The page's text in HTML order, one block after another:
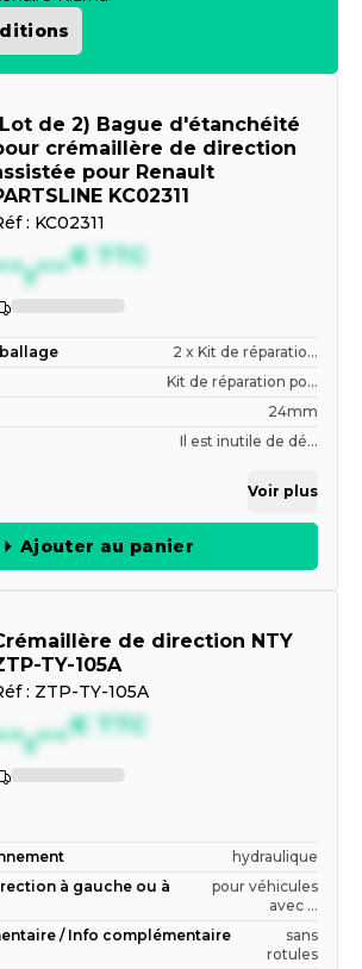
de 2) Bague d'étanchéité
crémaillère de direction
pour Renault
KC02311
: KC02311
,--€TTC
Indisponible
2 x Kit de réparatio...
Kit de réparation po...
24mm
Il est inutile de dé...
Voir plus
Ajouter au panier
de direction NTY
TY-105A
: ZTP-TY-105A
,--€TTC
Indisponible
hydraulique
à gauche ou à
pour véhicules
avec ...
/ Info complémentaire
sans
rotules